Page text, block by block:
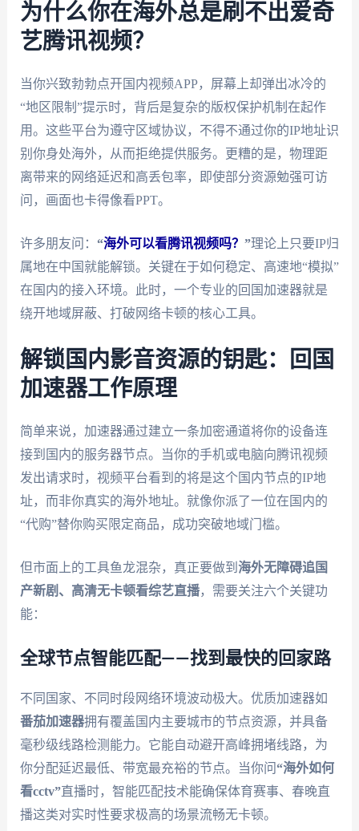
为什么你在海外总是刷不出爱奇
艺腾讯视频？
当你兴致勃勃点开国内视频APP，屏幕上却弹出冰冷的
“地区限制”提示时，背后是复杂的版权保护机制在起作
用。这些平台为遵守区域协议，不得不通过你的IP地址识
别你身处海外，从而拒绝提供服务。更糟的是，物理距
离带来的网络延迟和高丢包率，即使部分资源勉强可访
问，画面也卡得像看PPT。
许多朋友问： “海外可以看腾讯视频吗？ ”理论上只要IP归
属地在中国就能解锁。关键在于如何稳定、高速地“模拟”
在国内的接入环境。此时，一个专业的回国加速器就是
绕开地域屏蔽、打破网络卡顿的核心工具。
解锁国内影音资源的钥匙：回国
加速器工作原理
简单来说，加速器通过建立一条加密通道将你的设备连
接到国内的服务器节点。当你的手机或电脑向腾讯视频
发出请求时，视频平台看到的将是这个国内节点的IP地
址，而非你真实的海外地址。就像你派了一位在国内的
“代购”替你购买限定商品，成功突破地域门槛。
但市面上的工具鱼龙混杂，真正要做到 海外无障碍追国
产新剧、高清无卡顿看综艺直播，需要关注六个关键功
能：
全球节点智能匹配——找到最快的回家路
不同国家、不同时段网络环境波动极大。优质加速器如
番茄加速器拥有覆盖国内主要城市的节点资源，并具备
毫秒级线路检测能力。它能自动避开高峰拥堵线路，为
你分配延迟最低、带宽最充裕的节点。当你问 “海外如何
看cctv”直播时，智能匹配技术能确保体育赛事、春晚直
播这类对实时性要求极高的场景流畅无卡顿。